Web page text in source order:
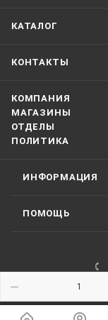
КАТАЛОГ
КОНТАКТЫ
КОМПАНИЯ
МАГАЗИНЫ
ОТДЕЛЫ
ПОЛИТИКА
ИНФОРМАЦИЯ
ПОМОЩЬ